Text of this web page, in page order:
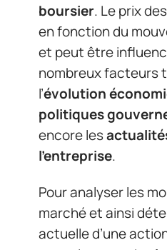
boursier. Le prix
en fonction du
et peut être
nombreux facteurs
l’évolution
politiques
encore les
l’entreprise.
Pour analyser les
marché et ainsi
actuelle d’une